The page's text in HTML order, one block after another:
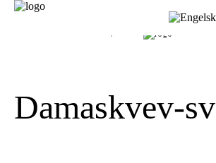
Damaskvev-sv